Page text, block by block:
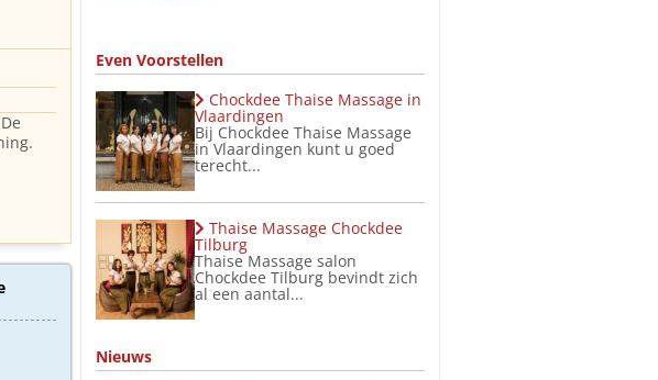
Even Voorstellen
Chockdee Thaise Massage in
Vlaardingen
Bij Chockdee Thaise Massage
in Vlaardingen kunt u goed
terecht...
Thaise Massage Chockdee
Tilburg
Thaise Massage salon
Chockdee Tilburg bevindt zich
al een aantal...
Nieuws